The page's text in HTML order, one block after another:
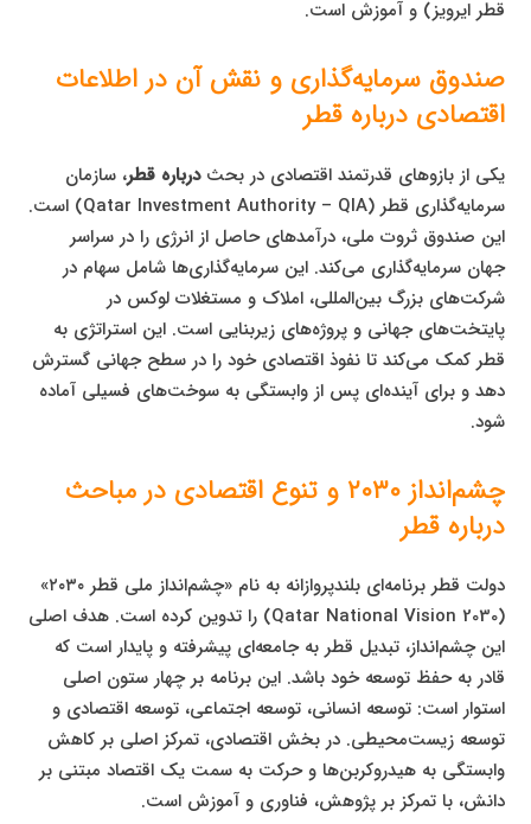
قطر ایرویز) و آموزش است.
صندوق سرمایه‌گذاری و نقش آن در اطلاعات
اقتصادی درباره قطر
یکی از بازوهای قدرتمند اقتصادی در بحثدرباره قطر، سازمان
سرمایه‌گذاری قطر (Qatar Investment Authority – QIA) است.
این صندوق ثروت ملی، درآمدهای حاصل از انرژی را در سراسر
جهان سرمایه‌گذاری می‌کند. این سرمایه‌گذاری‌ها شامل سهام در
شرکت‌های بزرگ بین‌المللی، املاک و مستغلات لوکس در
پایتخت‌های جهانی و پروژه‌های زیربنایی است. این استراتژی به
قطر کمک می‌کند تا نفوذ اقتصادی خود را در سطح جهانی گسترش
دهد و برای آینده‌ای پس از وابستگی به سوخت‌های فسیلی آماده
شود.
چشم‌انداز ۲۰۳۰ و تنوع اقتصادی در مباحث
درباره قطر
دولت قطر برنامه‌ای بلندپروازانه به نام «چشم‌انداز ملی قطر ۲۰۳۰»
(Qatar National Vision 2030) را تدوین کرده است. هدف اصلی
این چشم‌انداز، تبدیل قطر به جامعه‌ای پیشرفته و پایدار است که
قادر به حفظ توسعه خود باشد. این برنامه بر چهار ستون اصلی
استوار است: توسعه انسانی، توسعه اجتماعی، توسعه اقتصادی و
توسعه زیست‌محیطی. در بخش اقتصادی، تمرکز اصلی بر کاهش
وابستگی به هیدروکربن‌ها و حرکت به سمت یک اقتصاد مبتنی بر
دانش، با تمرکز بر پژوهش، فناوری و آموزش است.